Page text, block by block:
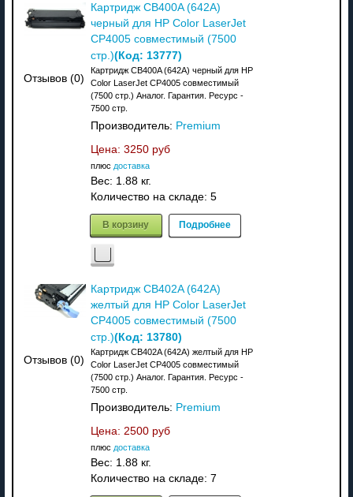
Отзывов (0)
Картридж CB400A (642A)
черный для HP Color LaserJet
CP4005 совместимый (7500
стр.)(Код: 13777)
Картридж CB400A (642A) черный для HP
Color LaserJet CP4005 совместимый
(7500 стр.) Аналог. Гарантия. Ресурс -
7500 стр.
Производитель: Premium
Цена: 3250 руб
плюс доставка
Вес: 1.88 кг.
Количество на складе: 5
В корзину Подробнее
Отзывов (0)
Картридж CB402A (642A)
желтый для HP Color LaserJet
CP4005 совместимый (7500
стр.)(Код: 13780)
Картридж CB402A (642A) желтый для HP
Color LaserJet CP4005 совместимый
(7500 стр.) Аналог. Гарантия. Ресурс -
7500 стр.
Производитель: Premium
Цена: 2500 руб
плюс доставка
Вес: 1.88 кг.
Количество на складе: 7